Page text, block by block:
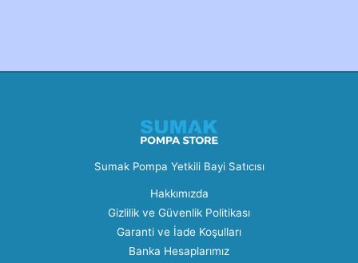
Sumak Pompa Yetkili Bayi Satıcısı
Hakkımızda
Gizlilik ve Güvenlik Politikası
Garanti ve İade Koşulları
Banka Hesaplarımız